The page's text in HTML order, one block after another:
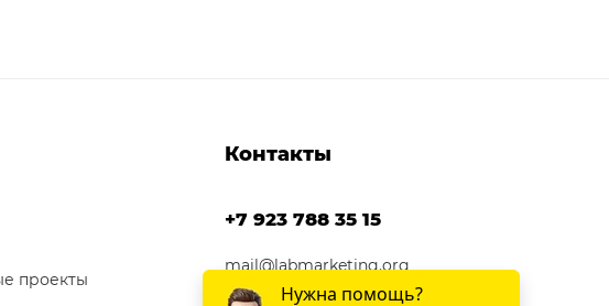
проекты
Контакты
+7 923 788 35 15
mail@labmarketing.org